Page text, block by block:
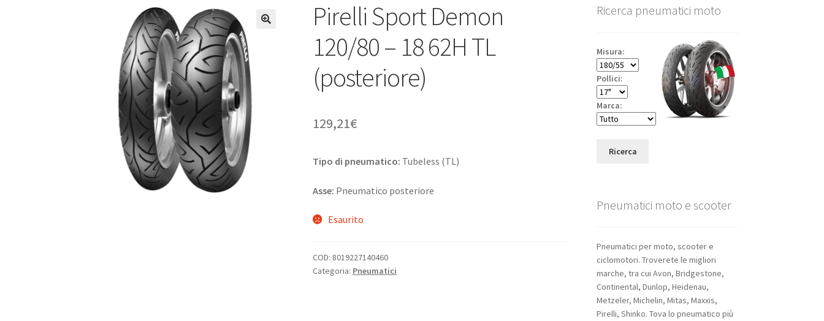
Pirelli Sport Demon
120/80 – 18 62H TL
(posteriore)
129,21€
Tipo di pneumatico: Tubeless (TL)
Asse: Pneumatico posteriore
Esaurito
COD: 8019227140460
Categoria: Pneumatici
Ricerca pneumatici moto
Misura:
Pollici:
Marca:
Ricerca
Pneumatici moto e scooter
Pneumatici per moto, scooter e
ciclomotori. Troverete le migliori
marche, tra cui Avon, Bridgestone,
Continental, Dunlop, Heidenau,
Metzeler, Michelin, Mitas, Maxxis,
Pirelli, Shinko. Tova lo pneumatico più